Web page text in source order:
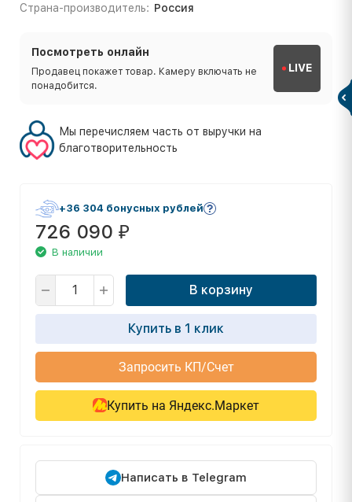
Страна-производитель: Россия
Посмотреть онлайн
Продавец покажет товар. Камеру включать не
понадобится.
LIVE
Мы перечисляем часть от выручки на
благотворительность
+36 304 бонусных рублей
726 090 ₽
В наличии
В корзину
Купить в 1 клик
Запросить КП/Счет
Купить на Яндекс.Маркет
Написать в Telegram